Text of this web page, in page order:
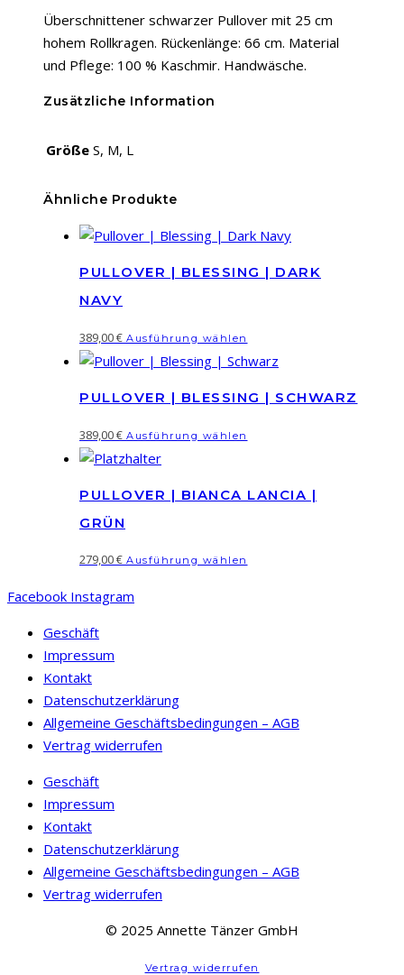
Überschnittener schwarzer Pullover mit 25 cm
hohem Rollkragen. Rückenlänge: 66 cm. Material
und Pflege: 100 % Kaschmir. Handwäsche.
Zusätzliche Information
Größe S, M, L
Ähnliche Produkte
PULLOVER | BLESSING | DARK
NAVY
389,00€ Ausführung wählen
Produkt
mehrere
Optionen
der
PULLOVER | BLESSING | SCHWARZ
389,00€ Ausführung wählen
mehrere
Die
werden
PULLOVER | BIANCA LANCIA |
GRÜN
279,00€ Ausführung wählen
Optionen
Facebook Instagram
Geschäft
Impressum
Kontakt
Datenschutzerklärung
Allgemeine Geschäftsbedingungen – AGB
Vertrag widerrufen
Geschäft
Impressum
Kontakt
Datenschutzerklärung
Allgemeine Geschäftsbedingungen – AGB
Vertrag widerrufen
© 2025 Annette Tänzer GmbH
Vertrag widerrufen